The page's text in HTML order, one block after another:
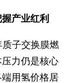
产业红利
子交换膜燃
力仍是核心
用氢价格居